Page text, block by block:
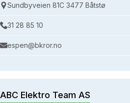
Sundbyveien 81C 3477 Båtstø
31 28 85 10
espen@bkror.no
ABC Elektro Team AS